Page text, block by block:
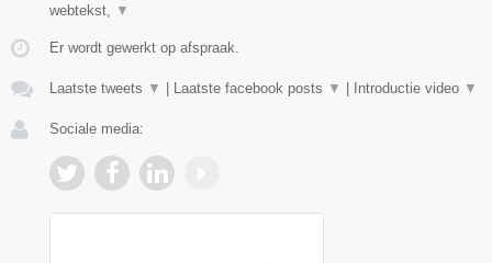
webtekst,
▼
Er wordt gewerkt op afspraak.
Laatste tweets ▼ Laatste facebook posts ▼ Introductie video ▼
Sociale media: